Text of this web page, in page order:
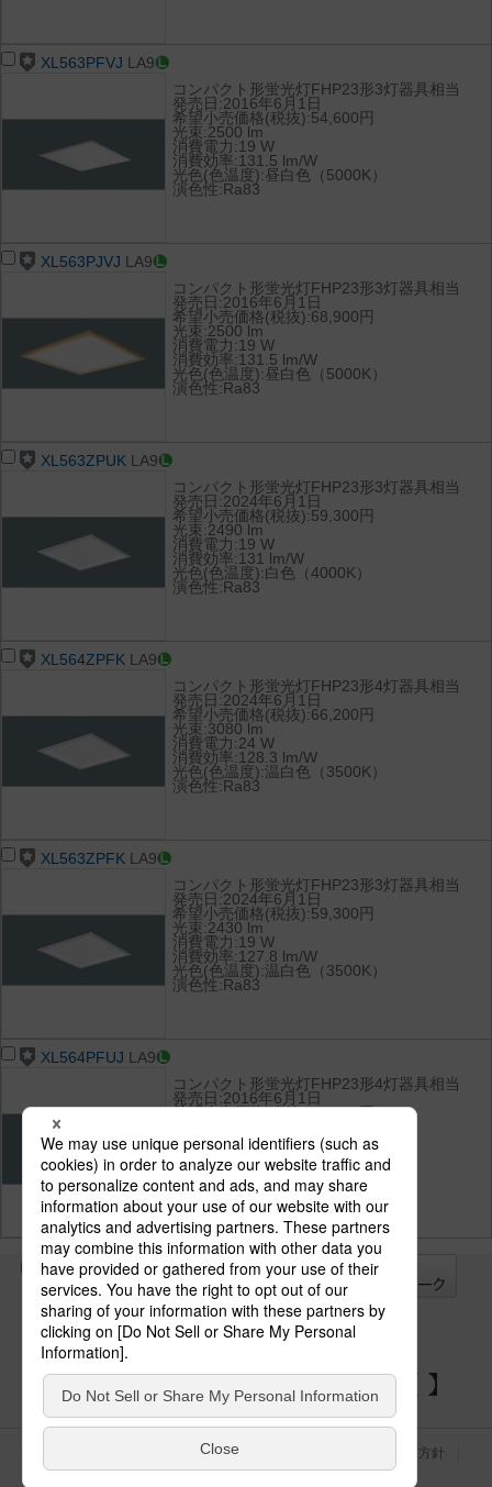
XL563PFVJ LA9
コンパクト形蛍光灯FHP23形3灯器具相当
発売日:2016年6月1日
希望小売価格(税抜):54,600円
光束:2500 lm
消費電力:19 W
消費効率:131.5 lm/W
光色(色温度):昼白色（5000K）
演色性:Ra83
XL563PJVJ LA9
コンパクト形蛍光灯FHP23形3灯器具相当
発売日:2016年6月1日
希望小売価格(税抜):68,900円
光束:2500 lm
消費電力:19 W
消費効率:131.5 lm/W
光色(色温度):昼白色（5000K）
演色性:Ra83
XL563ZPUK LA9
コンパクト形蛍光灯FHP23形3灯器具相当
発売日:2024年6月1日
希望小売価格(税抜):59,300円
光束:2490 lm
消費電力:19 W
消費効率:131 lm/W
光色(色温度):白色（4000K）
演色性:Ra83
XL564ZPFK LA9
コンパクト形蛍光灯FHP23形4灯器具相当
発売日:2024年6月1日
希望小売価格(税抜):66,200円
光束:3080 lm
消費電力:24 W
消費効率:128.3 lm/W
光色(色温度):温白色（3500K）
演色性:Ra83
XL563ZPFK LA9
コンパクト形蛍光灯FHP23形3灯器具相当
発売日:2024年6月1日
希望小売価格(税抜):59,300円
光束:2430 lm
消費電力:19 W
消費効率:127.8 lm/W
光色(色温度):温白色（3500K）
演色性:Ra83
XL564PFUJ LA9
コンパクト形蛍光灯FHP23形4灯器具相当
発売日:2016年6月1日
希望小売価格(税抜):61,100円
消費電力:24 W
消費効率:125 lm/W
光色(色温度):白色（4000K）
演色性:Ra83
全て
チェック
チェック
した器具を
パナソニックの電気設備 SNSアカウント
クッキーポリシー
個人情報保護方針